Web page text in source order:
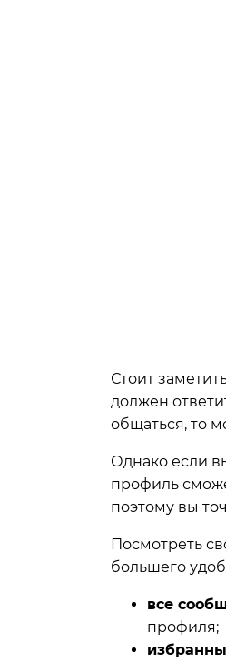
Стоит
должен
общаться, то
Однако если
профиль
поэтому вы
Посмотреть
большего
все
профиля;